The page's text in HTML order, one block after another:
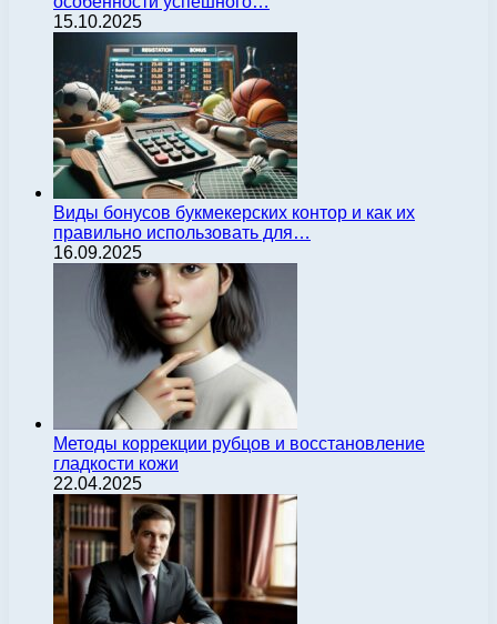
15.10.2025
Виды бонусов букмекерских контор и как их
правильно использовать для…
16.09.2025
Методы коррекции рубцов и восстановление
гладкости кожи
22.04.2025